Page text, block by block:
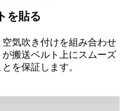
を貼る
気吹き付けを組み合わせ
搬送ベルト上にスムーズ
を保証します。